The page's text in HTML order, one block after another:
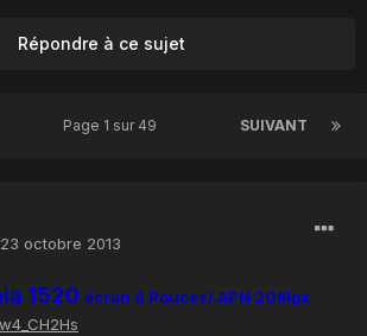
Répondre à ce sujet
SUIVANT
Page 1 sur 49
octobre 2013
1520 écran 6 Pouces/ APN 20Mpx